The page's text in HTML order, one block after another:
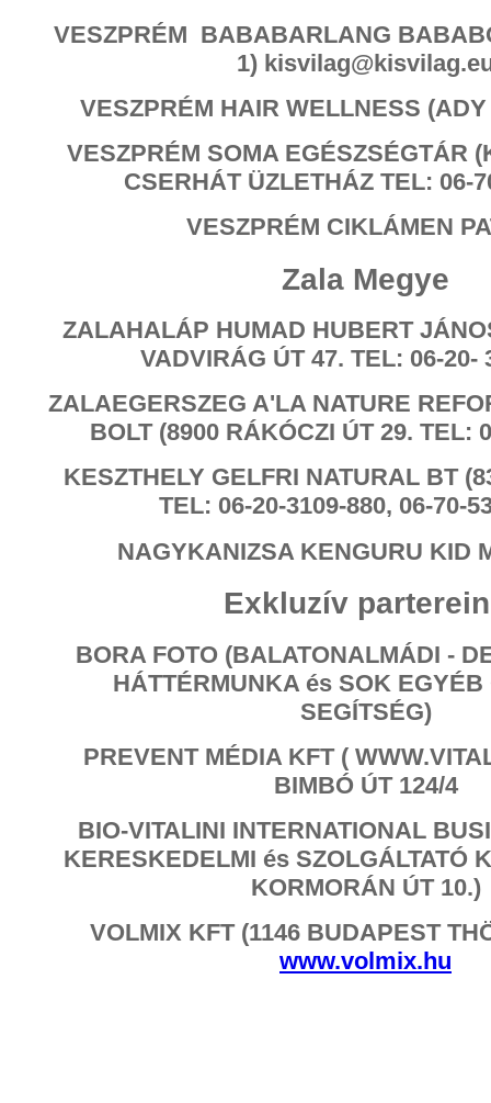
VESZPRÉM BABABARLANG
1)
VESZPRÉM HAIR WELLNESS
VESZPRÉM SOMA EGÉSZSÉGTÁR
CSERHÁT ÜZLETHÁZ TEL: 06-
VESZPRÉM CIKLÁMEN
Zala Megye
ZALAHALÁP HUMAD HUBERT
VADVIRÁG ÚT 47. TEL: 06-20-
ZALAEGERSZEG A'LA NATURE
BOLT (8900 RÁKÓCZI ÚT 29. TEL:
KESZTHELY GELFRI NATURAL BT
TEL: 06-20-3109-880, 06-70-
NAGYKANIZSA KENGURU KID
Exkluzív
BORA FOTO (BALATONALMÁDI -
HÁTTÉRMUNKA és SOK EGYÉB
SEGÍTSÉG)
PREVENT MÉDIA KFT (
BIMBÓ ÚT 124/4
BIO-VITALINI INTERNATIONAL
KERESKEDELMI és SZOLGÁLTATÓ
KORMORÁN ÚT 10.)
VOLMIX KFT (1146 BUDAPEST
www.volmix.hu